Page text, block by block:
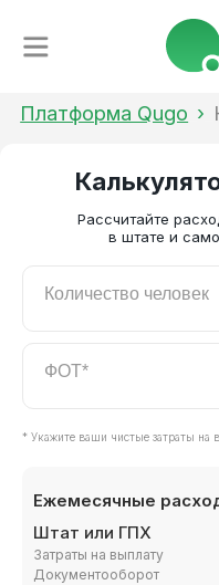
Рассчитайте
в штате и
Количество человек
ФОТ*
* Укажите ваши чистые затраты на
Ежемесячные
Штат или ГПХ
Затраты на выплату
Документооборот